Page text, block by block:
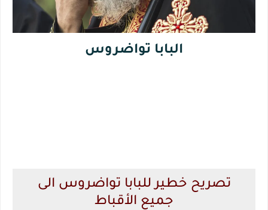
البابا تواضروس
تصريح خطير للبابا تواضروس الى
جميع الأقباط